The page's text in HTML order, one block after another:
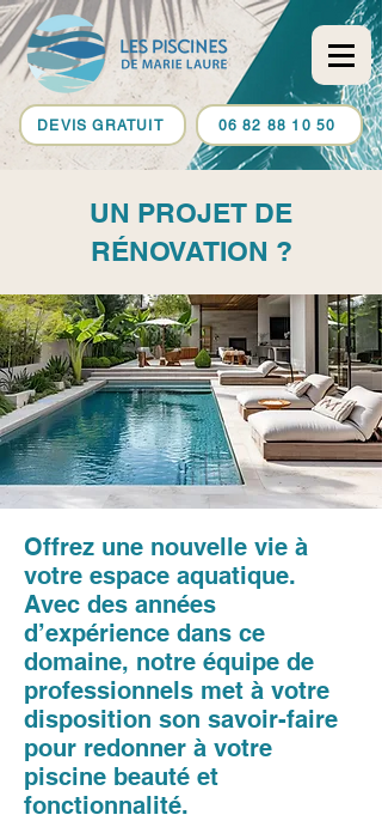
DEVIS GRATUIT 06 82 88 10 50
UN PROJET DE
RÉNOVATION ?
Offrez une nouvelle vie à
votre espace aquatique.
Avec des années
d’expérience dans ce
domaine, notre équipe de
professionnels met à votre
disposition son savoir-faire
pour redonner à votre
piscine beauté et
fonctionnalité.